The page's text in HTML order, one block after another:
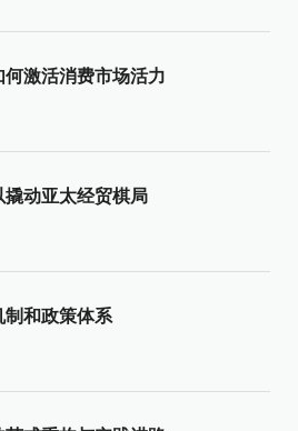
激活消费市场活力
撬动亚太经贸棋局
制和政策体系